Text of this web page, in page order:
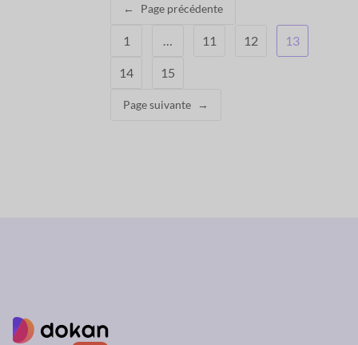
← Page précédente
1 … 11 12 13
14 15
Page suivante →